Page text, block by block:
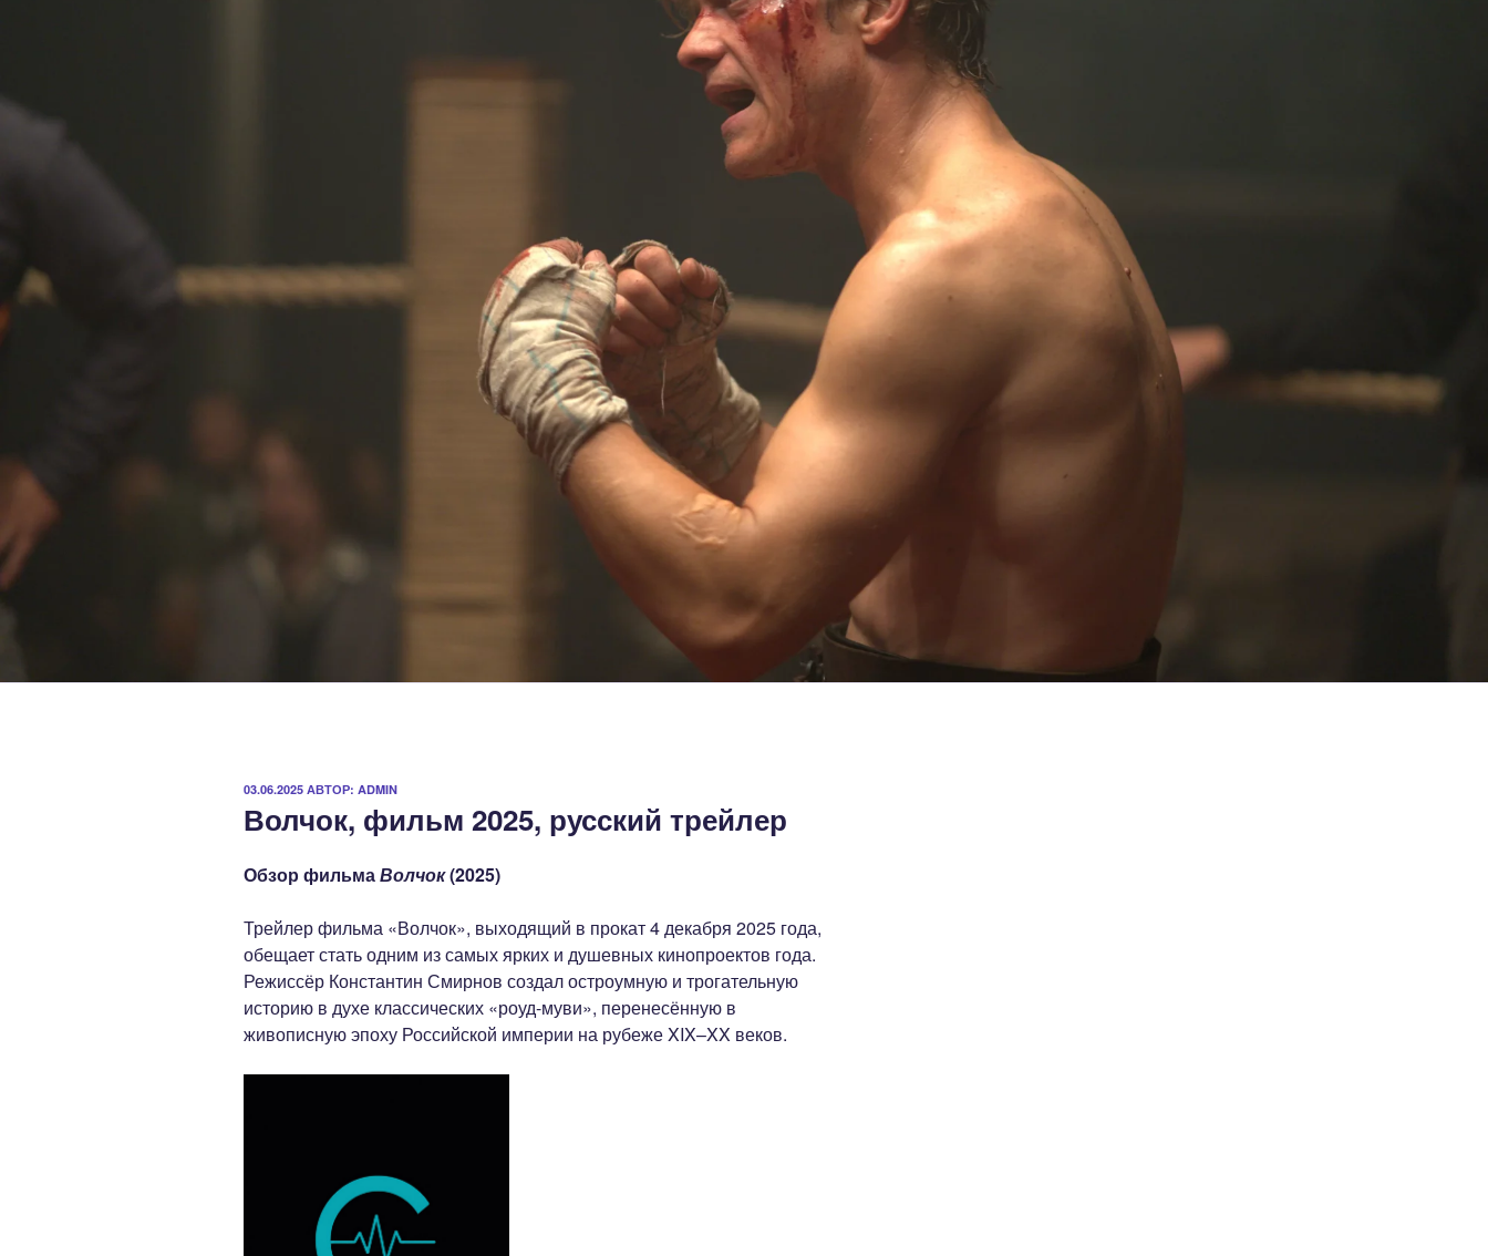
ОПУБЛИКОВАНО
03.06.2025 АВТОР: ADMIN
Волчок, фильм 2025, русский трейлер
Обзор фильмаВолчок(2025)
Трейлер фильма «Волчок», выходящий в прокат 4 декабря 2025 года,
обещает стать одним из самых ярких и душевных кинопроектов года.
Режиссёр Константин Смирнов создал остроумную и трогательную
историю в духе классических «роуд-муви», перенесённую в
живописную эпоху Российской империи на рубеже XIX–XX веков.